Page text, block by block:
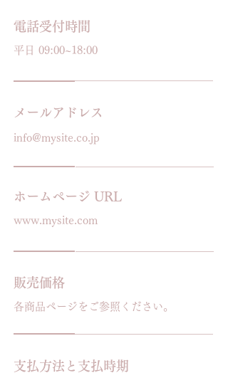
電話受付時間
平日 09:00~18:00
メールアドレス
info@mysite.co.jp
ホームページ URL
www.mysite.com
販売価格
各商品ページをご参照ください。
支払方法と支払時期